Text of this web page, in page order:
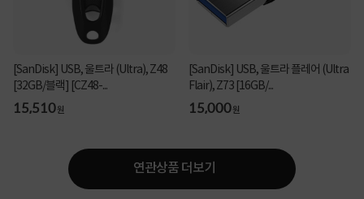
[SanDisk] USB, 울트라 (Ultra), Z48
[32GB/블랙] [CZ48-...
15,510원
[SanDisk] USB, 울트라 플레어 (Ultra
Flair), Z73 [16GB/...
15,000원
연관상품 더보기